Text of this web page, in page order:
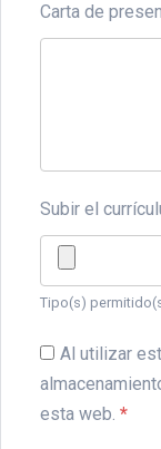
Carta de
Subir el
Tipo(s)
Al utilizar
esta web. *